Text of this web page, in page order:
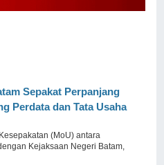
Sepakat Perpanjang
Perdata dan Tata Usaha
(MoU) antara
Kejaksaan Negeri Batam,